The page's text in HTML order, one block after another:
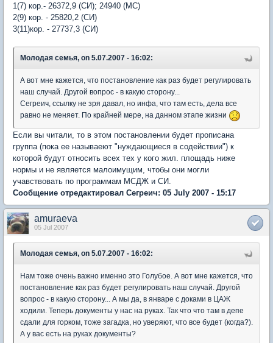
1(7) кор.- 26372,9 (СИ); 24940 (МС)
2(9) кор. - 25820,2 (СИ)
3(11)кор. - 27737,3 (СИ)
Молодая семья, on 5.07.2007 - 16:02:
А вот мне кажется, что постановление как раз будет регулировать
наш случай. Другой вопрос - в какую сторону...
Сегреич, ссылку не зря давал, но инфа, что там есть, дела все
равно не меняет. По крайней мере, на данном этапе жизни
Если вы читали, то в этом постановлении будет прописана
группа (пока ее называеют "нуждающиеся в содействии") к
которой будут относить всех тех у кого жил. площадь ниже
нормы и не является малоимущим, чтобы они могли
учавствовать по программам МСДЖ и СИ.
Сообщение отредактировал Сегреич: 05 July 2007 - 15:17
amuraeva
05 Jul 2007
Молодая семья, on 5.07.2007 - 16:02:
Нам тоже очень важно именно это Голубое. А вот мне кажется, что
постановление как раз будет регулировать наш случай. Другой
вопрос - в какую сторону... А мы да, в январе с доками в ЦАЖ
ходили. Теперь документы у нас на руках. Так что что там в депе
сдали для горком, тоже загадка, но уверяют, что все будет (когда?).
А у вас есть на руках документы?